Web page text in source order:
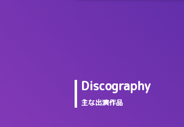
Discography
主な出演作品